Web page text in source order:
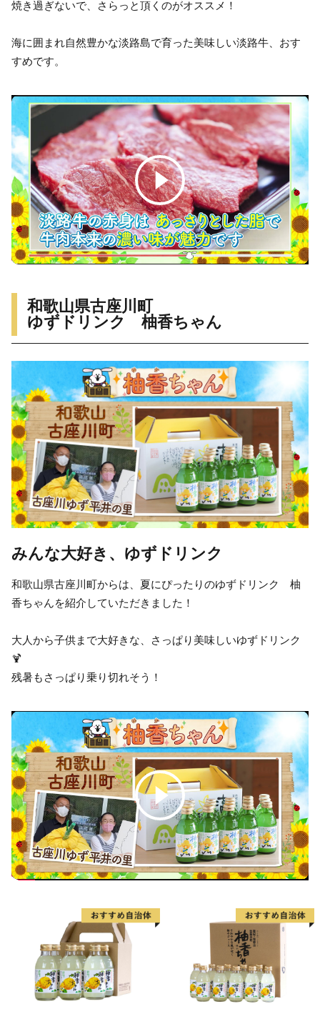
焼き過ぎないで、さらっと頂くのがオススメ！
海に囲まれ自然豊かな淡路島で育った美味しい淡路牛、おす
すめです。
和歌山県古座川町
ゆずドリンク 柚香ちゃん
みんな大好き、ゆずドリンク
和歌山県古座川町からは、夏にぴったりのゆずドリンク 柚
香ちゃんを紹介していただきました！
大人から子供まで大好きな、さっぱり美味しいゆずドリンク
🍹
残暑もさっぱり乗り切れそう！